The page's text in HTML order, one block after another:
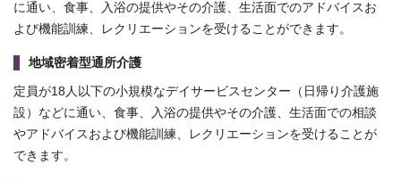
に通い、食事、入浴の提供やその介護、生活面でのアドバイスお
よび機能訓練、レクリエーションを受けることができます。
地域密着型通所介護
定員が18人以下の小規模なデイサービスセンター（日帰り介護施
設）などに通い、食事、入浴の提供やその介護、生活面での相談
やアドバイスおよび機能訓練、レクリエーションを受けることが
できます。